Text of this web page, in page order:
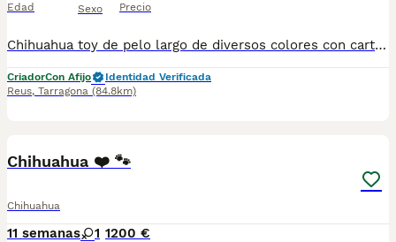
Edad Sexo Precio
Chihuahua toy de pelo largo de diversos colores con cartilla sanitaria vacuna chip desparasitación con garantía víricas y congenitas
CriadorCon Afijo
Identidad Verificada
Reus, Tarragona (84.8km)
Chihuahua ❤️ 🐾
Chihuahua
11 semanas 1 1200 €